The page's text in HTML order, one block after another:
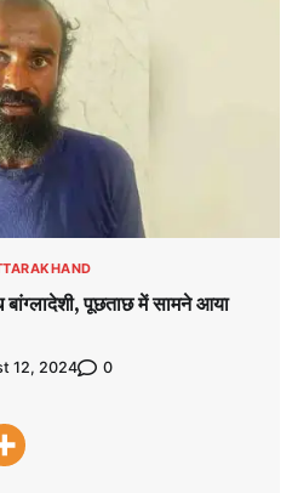
पूछताछ में सामने आया
12, 2024 0